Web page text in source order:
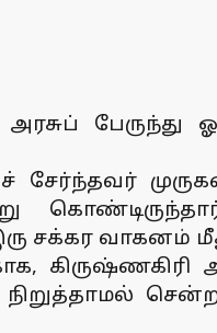
பேருந்து
சக்கர வாகனம்
நிறுத்தாமல்